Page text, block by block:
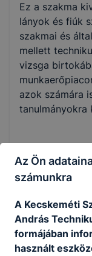
Ez a szakma
lányok és fiúk
szakmai és
mellett
vizsga
azok számára
tanulmányokra
Önállóság,
készség,
készség,
A
Az Ön
számunkra
A Kecskeméti
András
formájában
használt